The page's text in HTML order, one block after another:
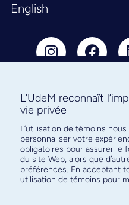
English
Abonnez-vous à
pour connaître
L’UdeM reconnaît
vie privée
L’utilisation de témoins
personnaliser votre
obligatoires pour assurer le
du site Web, alors que
préférences. En acceptant
utilisation de témoins pour